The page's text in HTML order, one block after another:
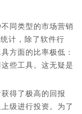
同类型的市场营销
计，除了软件行
方面的比率极低：
些工具。这无疑是
得了极高的回报
级进行投资。为了